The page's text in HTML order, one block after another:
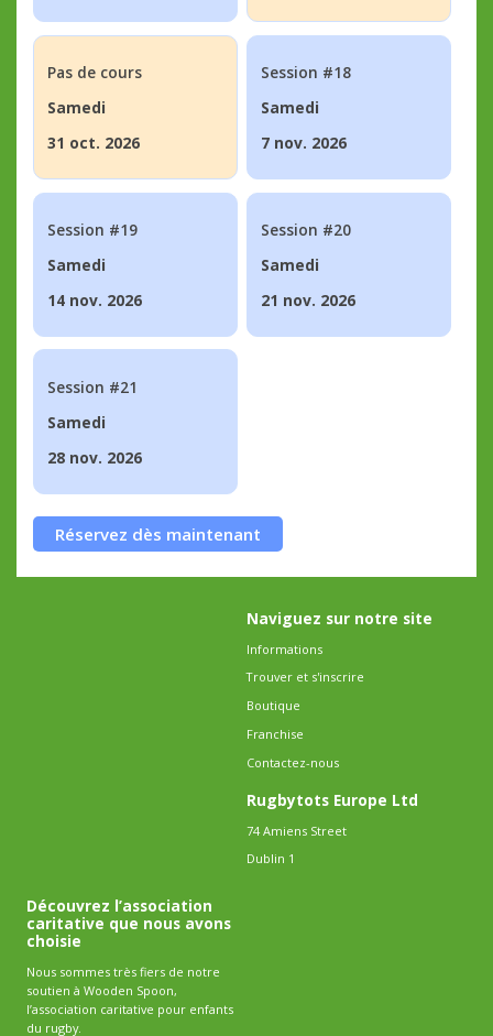
Pas de cours
Samedi
31 oct. 2026
Session #18
Samedi
7 nov. 2026
Session #19
Samedi
14 nov. 2026
Session #20
Samedi
21 nov. 2026
Session #21
Samedi
28 nov. 2026
Réservez dès maintenant
Naviguez sur notre site
Informations
Trouver et s'inscrire
Boutique
Franchise
Contactez-nous
Rugbytots Europe Ltd
74 Amiens Street
Dublin 1
Découvrez l’association
caritative que nous avons
choisie
Nous sommes très fiers de notre
soutien à Wooden Spoon,
l’association caritative pour enfants
du rugby.